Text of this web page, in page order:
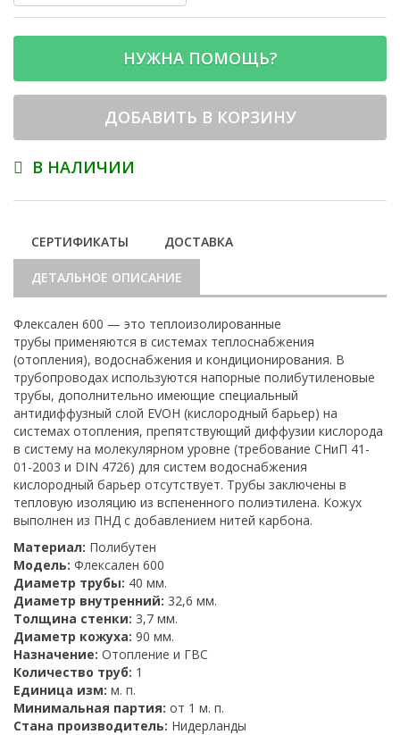
НУЖНА ПОМОЩЬ?
ДОБАВИТЬ В КОРЗИНУ
В НАЛИЧИИ
СЕРТИФИКАТЫ ДОСТАВКА
ДЕТАЛЬНОЕ ОПИСАНИЕ
Флексален 600 — это теплоизолированные
трубы применяются в системах теплоснабжения
(отопления), водоснабжения и кондиционирования. В
трубопроводах используются напорные полибутиленовые
трубы, дополнительно имеющие специальный
антидиффузный слой EVOH (кислородный барьер) на
системах отопления, препятствующий диффузии кислорода
в систему на молекулярном уровне (требование СНиП 41-
01-2003 и DIN 4726) для систем водоснабжения
кислородный барьер отсутствует. Трубы заключены в
тепловую изоляцию из вспененного полиэтилена. Кожух
выполнен из ПНД с добавлением нитей карбона.
Материал: Полибутен
Модель: Флексален 600
Диаметр трубы: 40 мм.
Диаметр внутренний: 32,6 мм.
Толщина стенки: 3,7 мм.
Диаметр кожуха: 90 мм.
Назначение: Отопление и ГВС
Количество труб: 1
Единица изм: м. п.
Минимальная партия: от 1 м. п.
Стана производитель: Нидерланды